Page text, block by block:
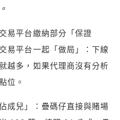
易平台繳納部分「保證
易平台一起「做局」：下線
越多，如果代理商沒有分析
位。
成兒」：疊碼仔直接與賭場